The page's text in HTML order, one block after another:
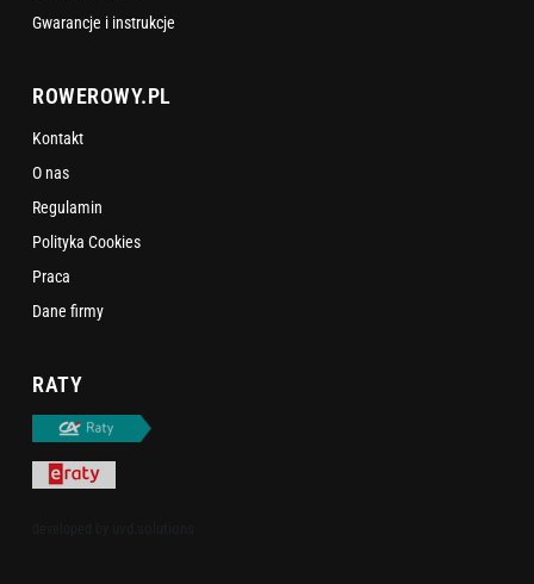
Gwarancje i instrukcje
ROWEROWY.PL
Kontakt
O nas
Regulamin
Polityka Cookies
Praca
Dane firmy
RATY